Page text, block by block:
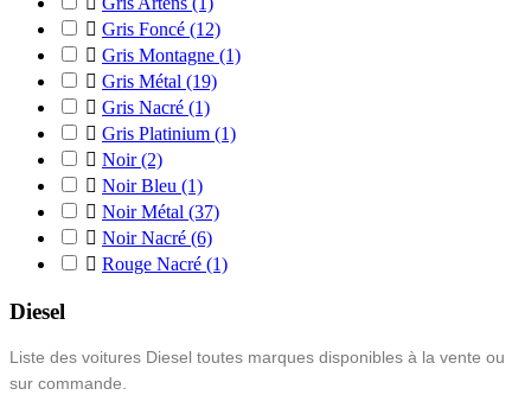
 Gris Foncé (12)
 Gris Montagne (1)
 Gris Métal (19)
 Gris Nacré (1)
 Gris Platinium (1)
 Noir(2)
 Noir Bleu (1)
 Noir Métal (37)
 Noir Nacré (6)
 Rouge Nacré (1)
Diesel
Liste des voitures Diesel toutes marques disponibles à la vente ou
sur commande.